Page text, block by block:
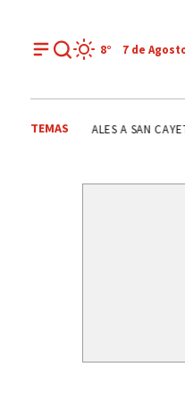
8° 7 de
TEMAS SANTA CLARA EL